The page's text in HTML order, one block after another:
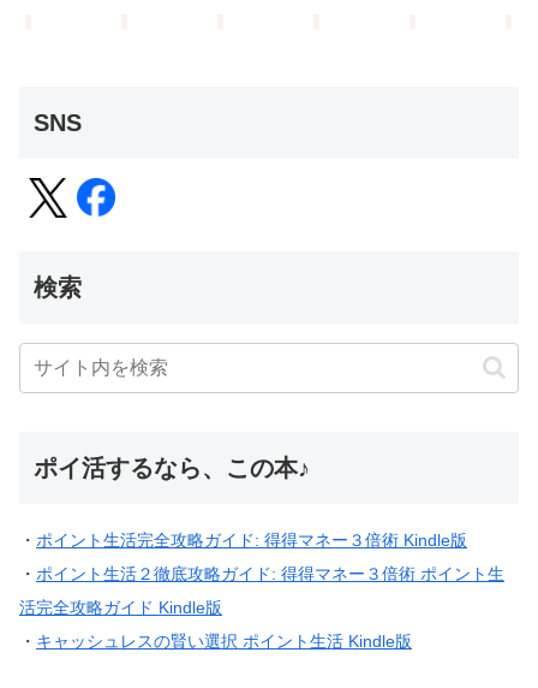
SNS
検索
ポイ活するなら、この本♪
・ ポイント生活完全攻略ガイド: 得得マネー３倍術 Kindle版
・ ポイント生活２徹底攻略ガイド: 得得マネー３倍術 ポイント生
活完全攻略ガイド Kindle版
・ キャッシュレスの賢い選択 ポイント生活 Kindle版